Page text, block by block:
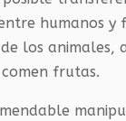
humanos y
los animales,
frutas.